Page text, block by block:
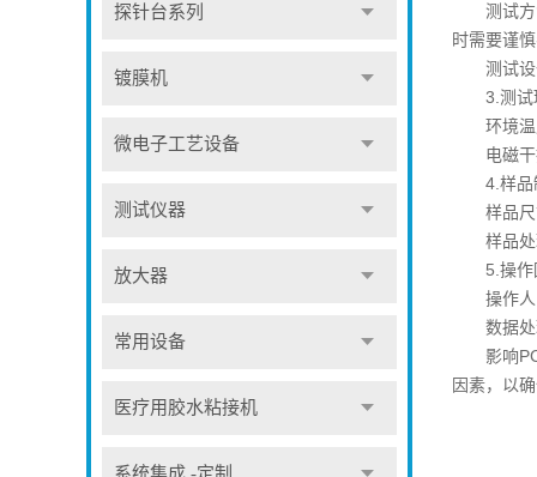
探针台系列
镀膜机
微电子工艺设备
测试仪器
放大器
常用设备
医疗用胶水粘接机
测试方法
时需要谨
测试设备
3.测试
环境温度
电磁干扰
4.样品
样品尺寸
样品处理
5.操作
操作人员
数据处理
影响PCB
因素，以